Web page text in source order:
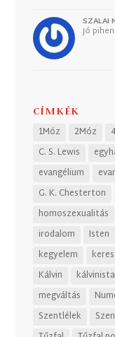
SZALAI
Jó
CÍMKÉK
1Móz 2Móz
C. S. Lewis
evangélium
G. K. Chesterton
homoszexualitás
irodalom
Isten
kegyelem
Kálvin
kálvinista
megváltás
Szentlélek